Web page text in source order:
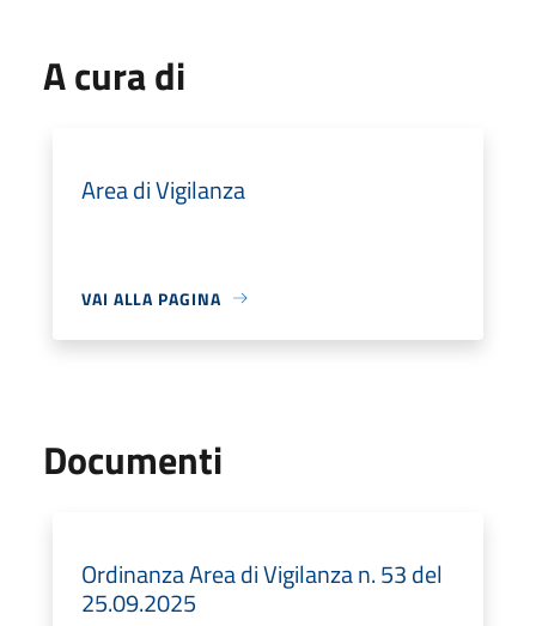
A cura di
Area di Vigilanza
VAI ALLA PAGINA
Documenti
Ordinanza Area di Vigilanza n. 53 del
25.09.2025